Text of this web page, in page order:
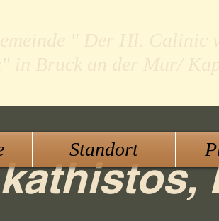
Standort